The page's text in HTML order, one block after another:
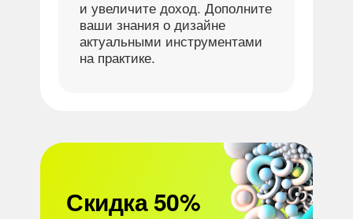
и увеличите доход. Дополните
ваши знания о дизайне
актуальными инструментами
на практике.
Скидка 50%